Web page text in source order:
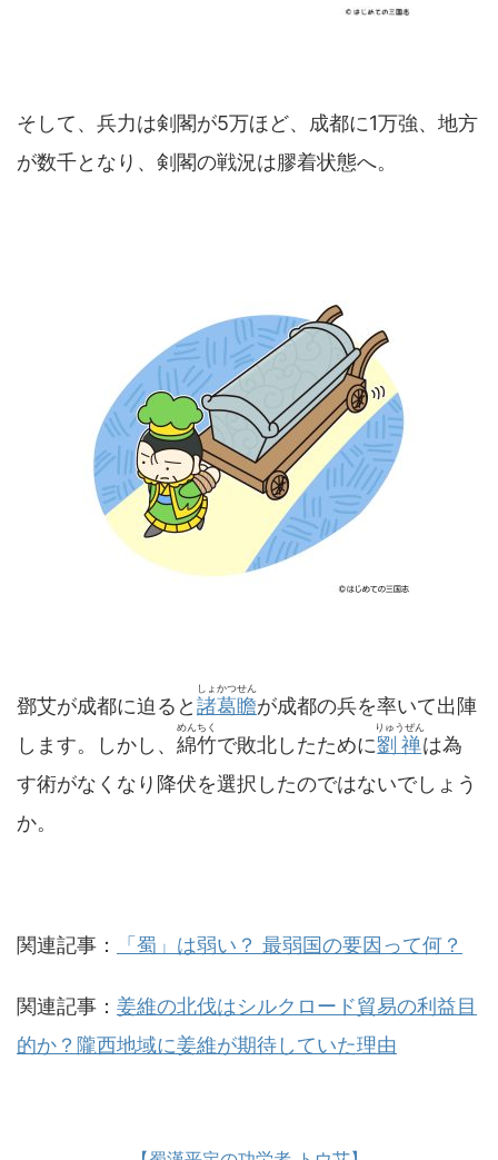
そして、兵力は剣閣が5万ほど、成都に1万強、地方
が数千となり、剣閣の戦況は膠着状態へ。
鄧艾が成都に迫ると諸葛瞻
しょかつせん
が成都の兵を率いて出陣
します。しかし、 綿竹
めんちく
で敗北したために劉禅
りゅうぜん
は為
す術がなくなり降伏を選択したのではないでしょう
か。
関連記事： 「蜀」は弱い？ 最弱国の要因って何？
関連記事： 姜維の北伐はシルクロード貿易の利益目
的か？隴西地域に姜維が期待していた理由